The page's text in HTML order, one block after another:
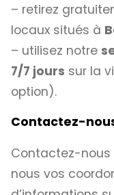
– retirez
locaux situés à
– utilisez notre
7/7 jours sur la
option).
Contactez-
Contactez-nous
nous vos